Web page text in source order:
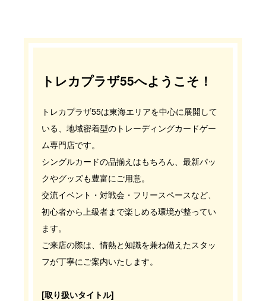
トレカプラザ55へようこそ！
トレカプラザ55は東海エリアを中心に展開して
いる、地域密着型のトレーディングカードゲー
ム専門店です。
シングルカードの品揃えはもちろん、最新パッ
クやグッズも豊富にご用意。
交流イベント・対戦会・フリースペースなど、
初心者から上級者まで楽しめる環境が整ってい
ます。
ご来店の際は、情熱と知識を兼ね備えたスタッ
フが丁寧にご案内いたします。
[取り扱いタイトル]